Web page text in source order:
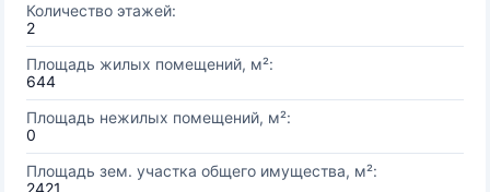
Количество этажей:
2
Площадь жилых помещений, м²:
644
Площадь нежилых помещений, м²:
0
Площадь зем. участка общего имущества, м²:
2421